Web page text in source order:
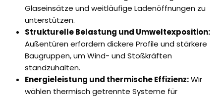
Glaseinsätze und weitläufige Ladenöffnungen zu
unterstützen.
Strukturelle Belastung und Umweltexposition:
Außentüren erfordern dickere Profile und stärkere
Baugruppen, um Wind- und Stoßkräften
standzuhalten.
Energieleistung und thermische Effizienz:Wir
wählen thermisch getrennte Systeme für